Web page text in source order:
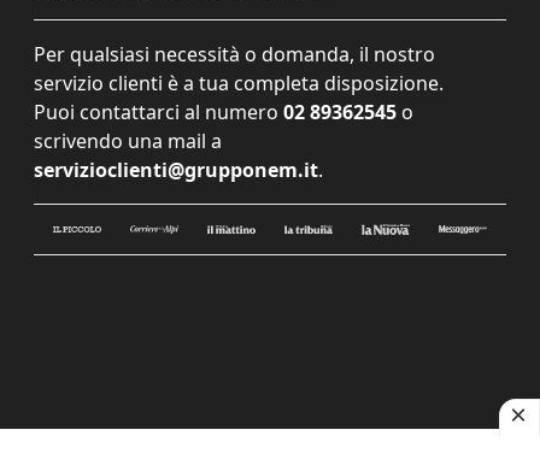
Per qualsiasi necessità o domanda, il nostro
servizio clienti è a tua completa disposizione.
Puoi contattarci al numero 02 89362545 o
scrivendo una mail a
servizioclienti@grupponem.it.